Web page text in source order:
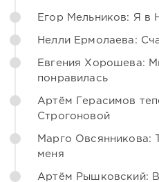
Егор Мельников: Я в
Нелли Ермолаева:
Евгения Хорошева:
понравилась
Артём Герасимов
Строгоновой
Марго Овсянникова:
меня
Артём Рышковский: